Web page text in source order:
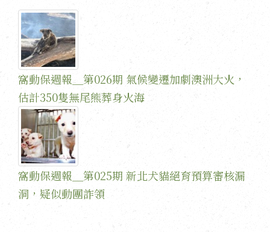
窩動保週報＿第026期 氣候變遷加劇澳洲大火，
估計350隻無尾熊葬身火海
窩動保週報＿第025期 新北犬貓絕育預算審核漏
洞，疑似動團詐領